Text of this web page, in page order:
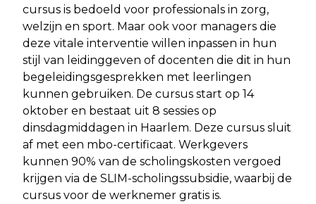
cursus is bedoeld voor professionals in zorg,
welzijn en sport. Maar ook voor managers die
deze vitale interventie willen inpassen in hun
stijl van leidinggeven of docenten die dit in hun
begeleidingsgesprekken met leerlingen
kunnen gebruiken. De cursus start op 14
oktober en bestaat uit 8 sessies op
dinsdagmiddagen in Haarlem. Deze cursus sluit
af met een mbo-certificaat. Werkgevers
kunnen 90% van de scholingskosten vergoed
krijgen via de SLIM-scholingssubsidie, waarbij de
cursus voor de werknemer gratis is.